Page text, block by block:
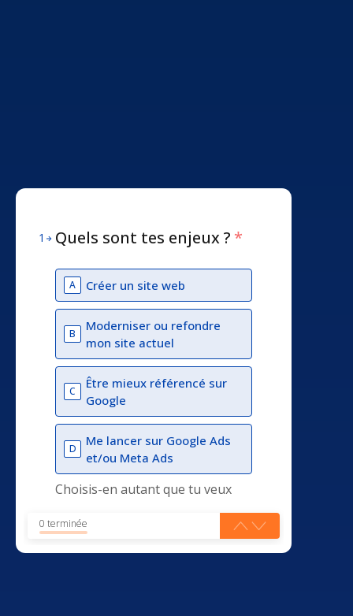
1 Quels sont tes enjeux ? *
A Créer un site web
B
Moderniser ou refondre
mon site actuel
C
Être mieux référencé sur
Google
D
Me lancer sur Google Ads
et/ou Meta Ads
Choisis-en autant que tu veux
0 terminée